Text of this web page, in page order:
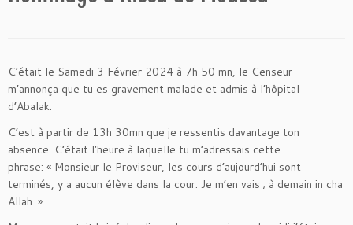
C’était le Samedi 3 Février 2024 à 7h 50 mn, le Censeur
m’annonça que tu es gravement malade et admis à l’hôpital
d’Abalak.
C’est à partir de 13h 30mn que je ressentis davantage ton
absence. C’était l’heure à laquelle tu m’adressais cette
phrase: « Monsieur le Proviseur, les cours d’aujourd’hui sont
terminés, y a aucun élève dans la cour. Je m’en vais ; à demain in cha
Allah. ».